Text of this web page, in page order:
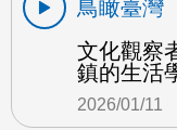
鳥瞰臺灣
文化觀察
鎮的生活
2026/01/11